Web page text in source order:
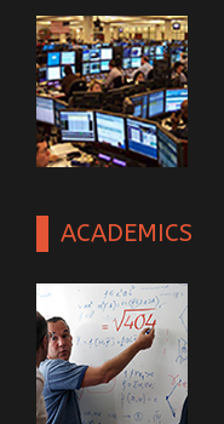
ACADEMICS